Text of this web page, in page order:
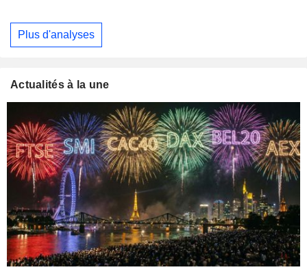
Plus d'analyses
Actualités à la une